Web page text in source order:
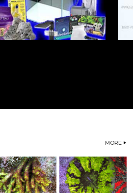
MORE